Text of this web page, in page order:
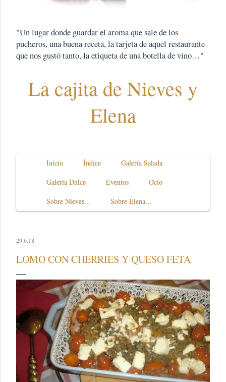
"Un lugar donde guardar el aroma que sale de los
pucheros, una buena receta, la tarjeta de aquel restaurante
que nos gustó tanto, la etiqueta de una botella de vino…"
La cajita de Nieves y
Elena
Inicio Índice
Galería Salada
Galería Dulce
Eventos
Ocio
Sobre Nieves...
Sobre Elena...
29.6.18
LOMO CON CHERRIES Y QUESO FETA